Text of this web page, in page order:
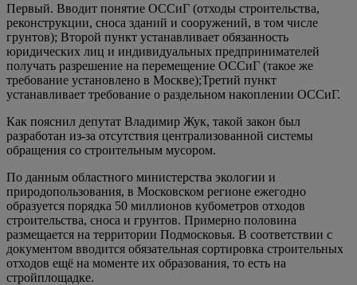
Первый. Вводит понятие ОССиГ (отходы строительства,
реконструкции, сноса зданий и сооружений, в том числе
грунтов); Второй пункт устанавливает обязанность
юридических лиц и индивидуальных предпринимателей
получать разрешение на перемещение ОССиГ (такое же
требование установлено в Москве);Третий пункт
устанавливает требование о раздельном накоплении ОССиГ.
Как пояснил депутат Владимир Жук, такой закон был
разработан из-за отсутствия централизованной системы
обращения со строительным мусором.
По данным областного министерства экологии и
природопользования, в Московском регионе ежегодно
образуется порядка 50 миллионов кубометров отходов
строительства, сноса и грунтов. Примерно половина
размещается на территории Подмосковья. В соответствии с
документом вводится обязательная сортировка строительных
отходов ещё на моменте их образования, то есть на
стройплощадке.